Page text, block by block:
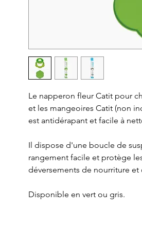
Le napperon fleur Catit pour
et les mangeoires Catit (non
est antidérapant et facile à
Il dispose d'une boucle de
rangement facile et protège
déversements de nourriture et
Disponible en vert ou gris.